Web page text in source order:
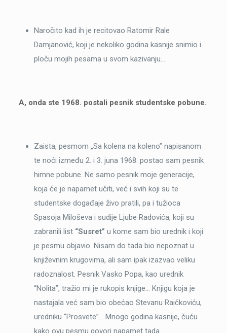
Naročito kad ih je recitovao Ratomir Rale
Damjanović, koji je nekoliko godina kasnije snimio i
ploču mojih pesama u svom kazivanju…
A, onda ste 1968. postali pesnik studentske pobune.
Zaista, pesmom „Sa kolena na koleno” napisanom
te noći između 2. i 3. juna 1968. postao sam pesnik
himne pobune. Ne samo pesnik moje generacije,
koja će je napamet učiti, već i svih koji su te
studentske događaje živo pratili, pa i tužioca
Spasoja Miloševa i sudije Ljube Radovića, koji su
zabranili list “Susret” u kome sam bio urednik i koji
je pesmu objavio. Nisam do tada bio nepoznat u
književnim krugovima, ali sam ipak izazvao veliku
radoznalost. Pesnik Vasko Popa, kao urednik
“Nolita”, tražio mi je rukopis knjige… Knjigu koja je
nastajala već sam bio obećao Stevanu Raičkoviću,
uredniku “Prosvete”… Mnogo godina kasnije, čuću
kako ovu pesmu govori napamet tada